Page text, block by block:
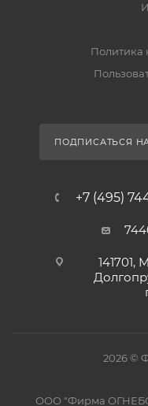
Политика
ПОДПИСАТЬСЯ
+7 (495)
141701,
2026 ©
ООО "Фирма